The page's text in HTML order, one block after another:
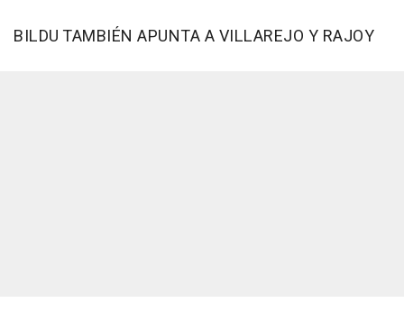
BILDU TAMBIÉN APUNTA A VILLAREJO Y RAJOY